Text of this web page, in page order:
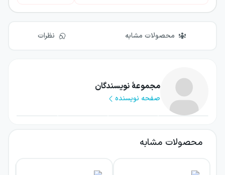
محصولات مشابه نظرات
مجموعهٔ نویسندگان
صفحه نویسنده
محصولات مشابه